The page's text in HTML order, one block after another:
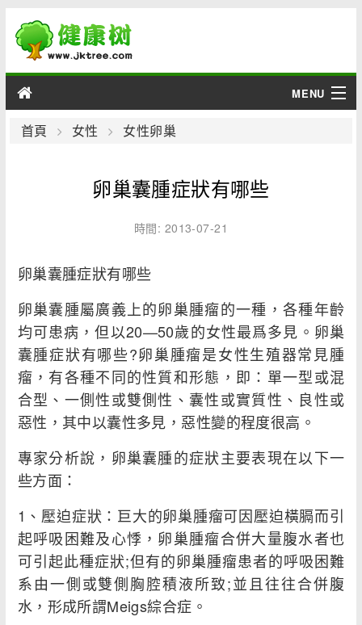
MENU
男性
疾病
首頁 女性 女性卵巢
卵巢囊腫症狀有哪些
時間: 2013-07-21
卵巢囊腫症狀有哪些
卵巢囊腫屬廣義上的卵巢腫瘤的一種，各種年齡
均可患病，但以20—50歲的女性最爲多見。卵巢
囊腫症狀有哪些?卵巢腫瘤是女性生殖器常見腫
瘤，有各種不同的性質和形態，即：單一型或混
合型、一側性或雙側性、囊性或實質性、良性或
惡性，其中以囊性多見，惡性變的程度很高。
專家分析說，卵巢囊腫的症狀主要表現在以下一
些方面：
1、壓迫症狀：巨大的卵巢腫瘤可因壓迫橫膈而引
起呼吸困難及心悸，卵巢腫瘤合併大量腹水者也
可引起此種症狀;但有的卵巢腫瘤患者的呼吸困難
系由一側或雙側胸腔積液所致;並且往往合併腹
水，形成所謂Meigs綜合症。